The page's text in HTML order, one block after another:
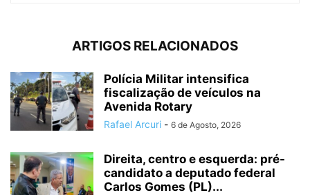
ARTIGOS RELACIONADOS
Polícia Militar intensifica
fiscalização de veículos na
Avenida Rotary
Rafael Arcuri - 6 de Agosto, 2026
Direita, centro e esquerda: pré-
candidato a deputado federal
Carlos Gomes (PL)...